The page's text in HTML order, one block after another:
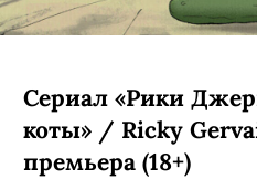
Сериал «Рики
коты» / Ricky
премьера (18+)